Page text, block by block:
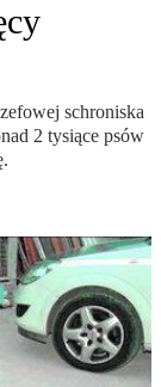
schroniska
2 tysiące psów